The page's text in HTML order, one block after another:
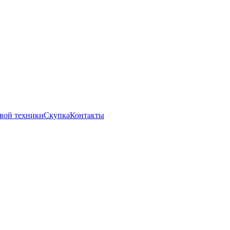
техникиСкупкаКонтакты